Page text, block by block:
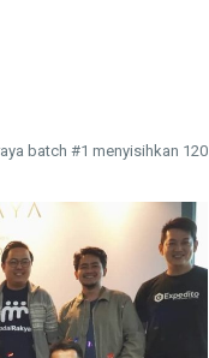
batch #1 menyisihkan 120